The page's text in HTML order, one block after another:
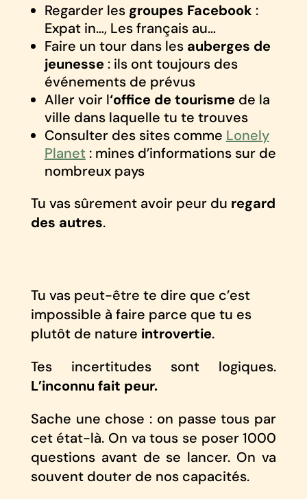
Regarder les groupes Facebook :
Expat in…, Les français au…
Faire un tour dans lesauberges de
jeunesse: ils ont toujours des
événements de prévus
Aller voir l‘office de tourismede la
ville dans laquelle tu te trouves
Consulter des sites comme Lonely
Planet: mines d’informations sur de
nombreux pays
Tu vas sûrement avoir peur du regard
des autres.
Tu vas peut-être te dire que c’est
impossible à faire parce que tu es
plutôt de nature introvertie.
Tes incertitudes sont logiques.
L’inconnu fait peur.
Sache une chose : on passe tous par
cet état-là. On va tous se poser 1000
questions avant de se lancer. On va
souvent douter de nos capacités.